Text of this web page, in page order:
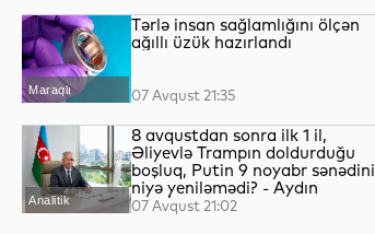
Maraqlı
Tərlə insan sağlamlığını ölçən
ağıllı üzük hazırlandı
07 Avqust 21:35
Analitik
8 avqustdan sonra ilk 1 il,
Əliyevlə Trampın doldurduğu
boşluq, Putin 9 noyabr sənədini
niyə yeniləmədi? - Aydın
QULİYEV yazır...
07 Avqust 21:02